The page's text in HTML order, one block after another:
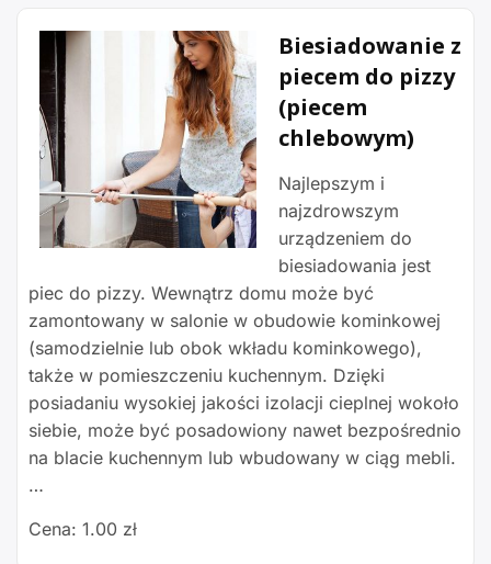
Biesiadowanie z
piecem do pizzy
(piecem
chlebowym)
Najlepszym i
najzdrowszym
urządzeniem do
biesiadowania jest
piec do pizzy. Wewnątrz domu może być
zamontowany w salonie w obudowie kominkowej
(samodzielnie lub obok wkładu kominkowego),
także w pomieszczeniu kuchennym. Dzięki
posiadaniu wysokiej jakości izolacji cieplnej wokoło
siebie, może być posadowiony nawet bezpośrednio
na blacie kuchennym lub wbudowany w ciąg mebli.
…
Cena: 1.00 zł